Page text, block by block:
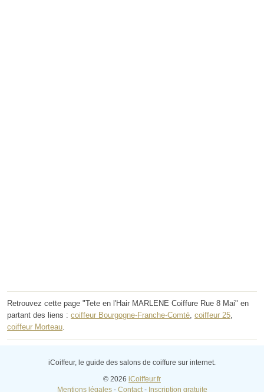
Retrouvez cette page "Tete en l'Hair MARLENE Coiffure Rue 8 Mai" en
partant des liens : coiffeur Bourgogne-Franche-Comté, coiffeur 25,
coiffeur Morteau.
iCoiffeur, le guide des salons de coiffure sur internet.
© 2026 iCoiffeur.fr
Mentions légales- Contact- Inscription gratuite